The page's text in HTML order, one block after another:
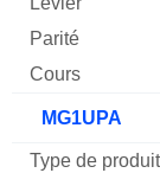
MG1UPA